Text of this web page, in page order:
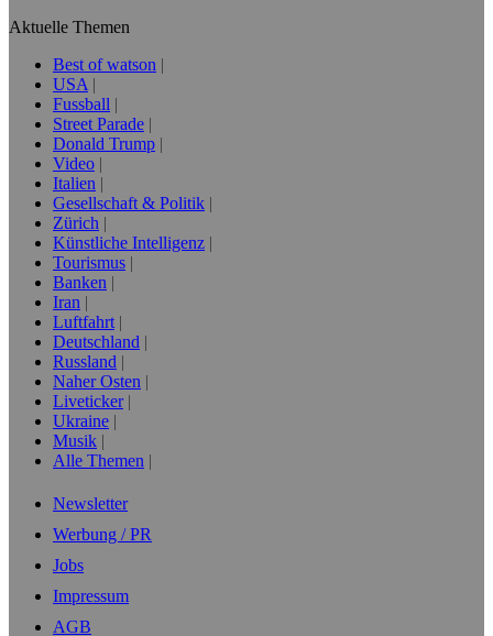
Aktuelle Themen
Best of watson
USA
Fussball
Street Parade
Donald Trump
Video
Italien
Gesellschaft & Politik
Zürich
Künstliche Intelligenz
Tourismus
Banken
Iran
Luftfahrt
Deutschland
Russland
Naher Osten
Liveticker
Ukraine
Musik
Alle Themen
Newsletter
Werbung / PR
Jobs
Impressum
AGB